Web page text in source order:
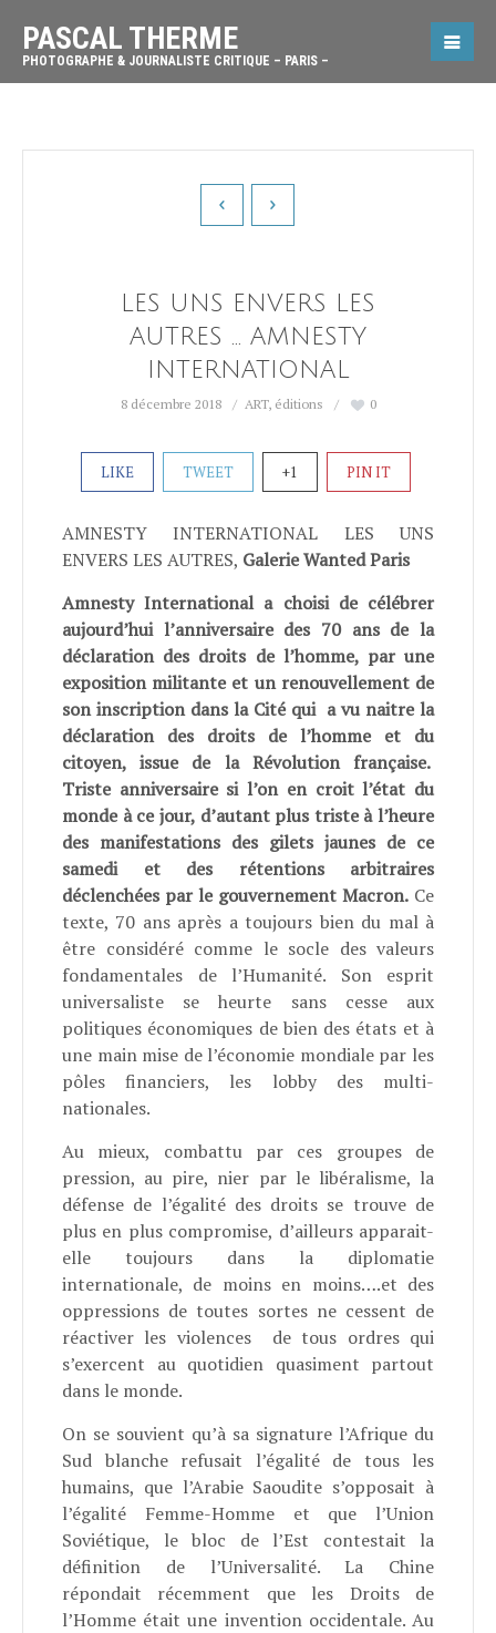
PASCAL THERME
PHOTOGRAPHE & JOURNALISTE CRITIQUE – PARIS –
LES UNS ENVERS LES
AUTRES … AMNESTY
INTERNATIONAL
8 décembre 2018 ART, éditions 0
LIKE TWEET +1 PIN IT
AMNESTY INTERNATIONAL LES UNS
ENVERS LES AUTRES, Galerie Wanted Paris
Amnesty International a choisi de célébrer
aujourd’hui l’anniversaire des 70 ans de la
déclaration des droits de l’homme, par une
exposition militante et un renouvellement de
son inscription dans la Cité qui a vu naitre la
déclaration des droits de l’homme et du
citoyen, issue de la Révolution française.
Triste anniversaire si l’on en croit l’état du
monde à ce jour, d’autant plus triste à l’heure
des manifestations des gilets jaunes de ce
samedi et des rétentions arbitraires
déclenchées par le gouvernement Macron. Ce
texte, 70 ans après a toujours bien du mal à
être considéré comme le socle des valeurs
fondamentales de l’Humanité. Son esprit
universaliste se heurte sans cesse aux
politiques économiques de bien des états et à
une main mise de l’économie mondiale par les
pôles financiers, les lobby des multi-
nationales.
Au mieux, combattu par ces groupes de
pression, au pire, nier par le libéralisme, la
défense de l’égalité des droits se trouve de
plus en plus compromise, d’ailleurs apparait-
elle toujours dans la diplomatie
internationale, de moins en moins….et des
oppressions de toutes sortes ne cessent de
réactiver les violences de tous ordres qui
s’exercent au quotidien quasiment partout
dans le monde.
On se souvient qu’à sa signature l’Afrique du
Sud blanche refusait l’égalité de tous les
humains, que l’Arabie Saoudite s’opposait à
l’égalité Femme-Homme et que l’Union
Soviétique, le bloc de l’Est contestait la
définition de l’Universalité. La Chine
répondait récemment que les Droits de
l’Homme était une invention occidentale. Au